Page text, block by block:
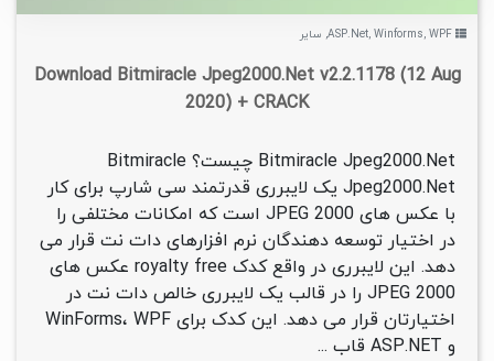
ASP.Net, Winforms, WPF
, سایر
Download Bitmiracle Jpeg2000.Net v2.2.1178 (12 Aug
2020) + CRACK
Bitmiracle Jpeg2000.Net چیست؟ Bitmiracle
Jpeg2000.Net یک لایبرری قدرتمند سی شارپ برای کار
با عکس های JPEG 2000 است که امکانات مختلفی را
در اختیار توسعه دهندگان نرم افزارهای دات نت قرار می
دهد. این لایبرری در واقع کدک royalty free عکس های
JPEG 2000 را در قالب یک لایبرری خالص دات نت در
اختیارتان قرار می دهد. این کدک برای WinForms، WPF
و ASP.NET قاب ...